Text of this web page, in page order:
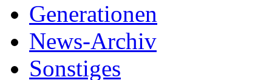
Generationen
News-Archiv
Sonstiges